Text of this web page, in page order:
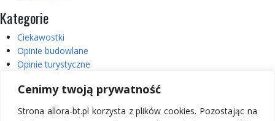
Cenimy twoją prywatność
Strona allora-bt.pl korzysta z plików cookies. Pozostając na
Kategorie
Ciekawostki
Opinie budowlane
Opinie turystyczne
Usterki
Wycieczki
Wycieczki – Włochy